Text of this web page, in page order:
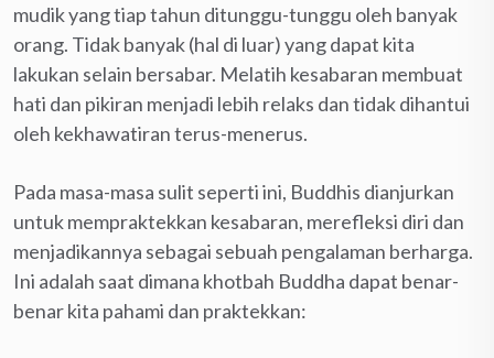
mudik yang tiap tahun ditunggu-tunggu oleh banyak
orang. Tidak banyak (hal di luar) yang dapat kita
lakukan selain bersabar. Melatih kesabaran membuat
hati dan pikiran menjadi lebih relaks dan tidak dihantui
oleh kekhawatiran terus-menerus.
Pada masa-masa sulit seperti ini, Buddhis dianjurkan
untuk mempraktekkan kesabaran, merefleksi diri dan
menjadikannya sebagai sebuah pengalaman berharga.
Ini adalah saat dimana khotbah Buddha dapat benar-
benar kita pahami dan praktekkan: